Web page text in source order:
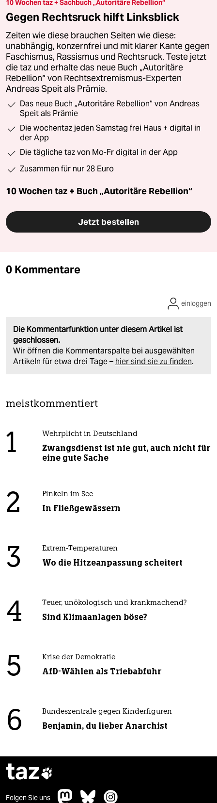
10 Wochen taz + Sachbuch „Autoritäre Rebellion“
Gegen Rechtsruck hilft Linksblick
Zeiten wie diese brauchen Seiten wie diese:
unabhängig, konzernfrei und mit klarer Kante gegen
Faschismus, Rassismus und Rechtsruck. Teste jetzt
die taz und erhalte das neue Buch „Autoritäre
Rebellion“ von Rechtsextremismus-Experten
Andreas Speit als Prämie.
Das neue Buch „Autoritäre Rebellion“ von Andreas
Speit als Prämie
Die wochentaz jeden Samstag frei Haus + digital in
der App
Die tägliche taz von Mo-Fr digital in der App
Zusammen für nur 28 Euro
10 Wochen taz + Buch „Autoritäre Rebellion“
Jetzt bestellen
0 Kommentare
Die Kommentarfunktion unter diesem Artikel ist
geschlossen.
Wir öffnen die Kommentarspalte bei ausgewählten
Artikeln für etwa drei Tage – hier sind sie zu finden.
einloggen
meistkommentiert
1 Wehrplicht in Deutschland
Zwangsdienst ist nie gut, auch nicht für
eine gute Sache
2 Pinkeln im See
In Fließgewässern
3 Extrem-Temperaturen
Wo die Hitzeanpassung scheitert
4 Teuer, unökologisch und krankmachend?
Sind Klimaanlagen böse?
5 Krise der Demokratie
AfD-Wählen als Triebabfuhr
6 Bundeszentrale gegen Kinderfiguren
Benjamin, du lieber Anarchist
taz
Folgen Sie uns